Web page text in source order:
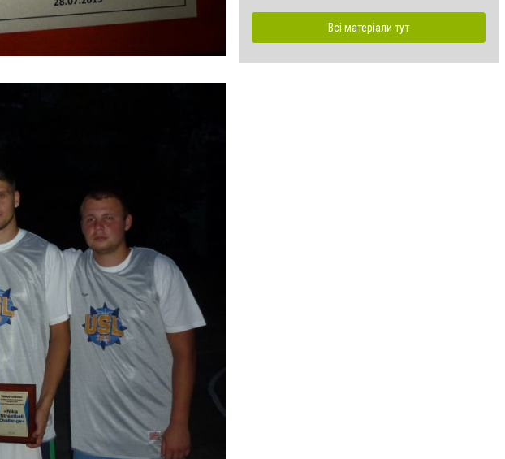
Всі матеріали тут